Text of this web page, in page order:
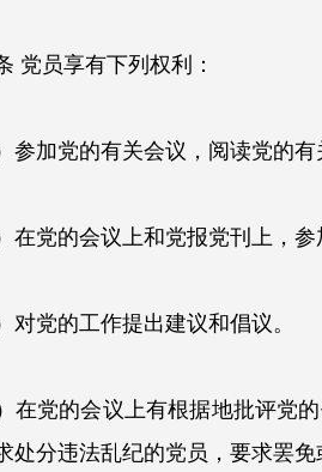
员享有下列权利：
加党的有关会议，阅读党的有
党的会议上和党报党刊上，参
党的工作提出建议和倡议。
党的会议上有根据地批评党的
处分违法乱纪的党员，要求罢